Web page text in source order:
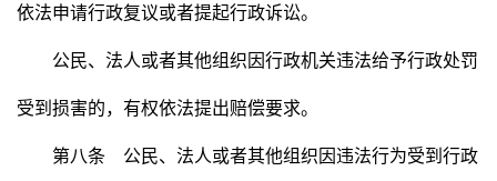
依法申请行政复议或者提起行政诉讼。
公民、法人或者其他组织因行政机关违法给予行政处罚
受到损害的，有权依法提出赔偿要求。
第八条 公民、法人或者其他组织因违法行为受到行政